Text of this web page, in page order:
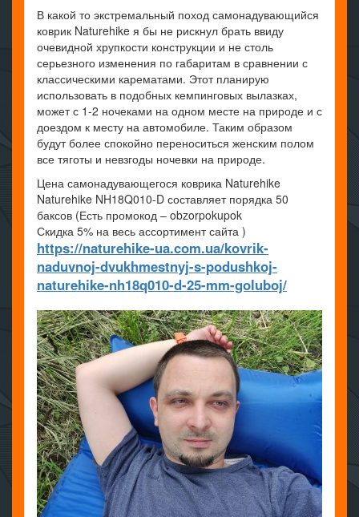
В какой то экстремальный поход самонадувающийся
коврик Naturehike я бы не рискнул брать ввиду
очевидной хрупкости конструкции и не столь
серьезного изменения по габаритам в сравнении с
классическими карематами. Этот планирую
использовать в подобных кемпинговых вылазках,
может с 1-2 ночеками на одном месте на природе и с
доездом к месту на автомобиле. Таким образом
будут более спокойно переноситься женским полом
все тяготы и невзгоды ночевки на природе.
Цена самонадувающегося коврика Naturehike
Naturehike NH18Q010-D составляет порядка 50
баксов (Есть промокод – obzorpokupok
Скидка 5% на весь ассортимент сайта )
https://naturehike-ua.com.ua/kovrik-
naduvnoj-dvukhmestnyj-s-podushkoj-
naturehike-nh18q010-d-25-mm-goluboj/